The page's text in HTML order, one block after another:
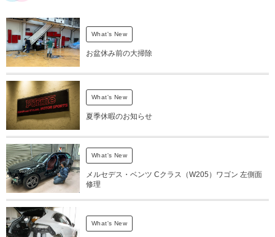
What's New
お盆休み前の大掃除
What's New
夏季休暇のお知らせ
What's New
メルセデス・ベンツ Cクラス（W205）ワゴン 左側面
修理
What's New